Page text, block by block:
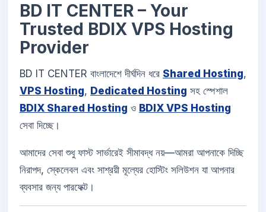
BD IT CENTER – Your
Trusted BDIX VPS Hosting
Provider
BD IT CENTER বাংলাদেশে দীর্ঘদিন ধরে Shared Hosting,
VPS Hosting, Dedicated Hosting সহ স্পেশাল
BDIX Shared Hosting ও BDIX VPS Hosting
সেবা দিচ্ছে।
আমাদের সেবা শুধু ফাস্ট সার্ভারেই সীমাবদ্ধ নয়—আমরা আপনাকে দিচ্ছি
নিরাপদ, স্কেলেবল এবং সাশ্রয়ী মূল্যের হোস্টিং সলিউশন যা আপনার
ব্যবসার জন্য পারফেক্ট।